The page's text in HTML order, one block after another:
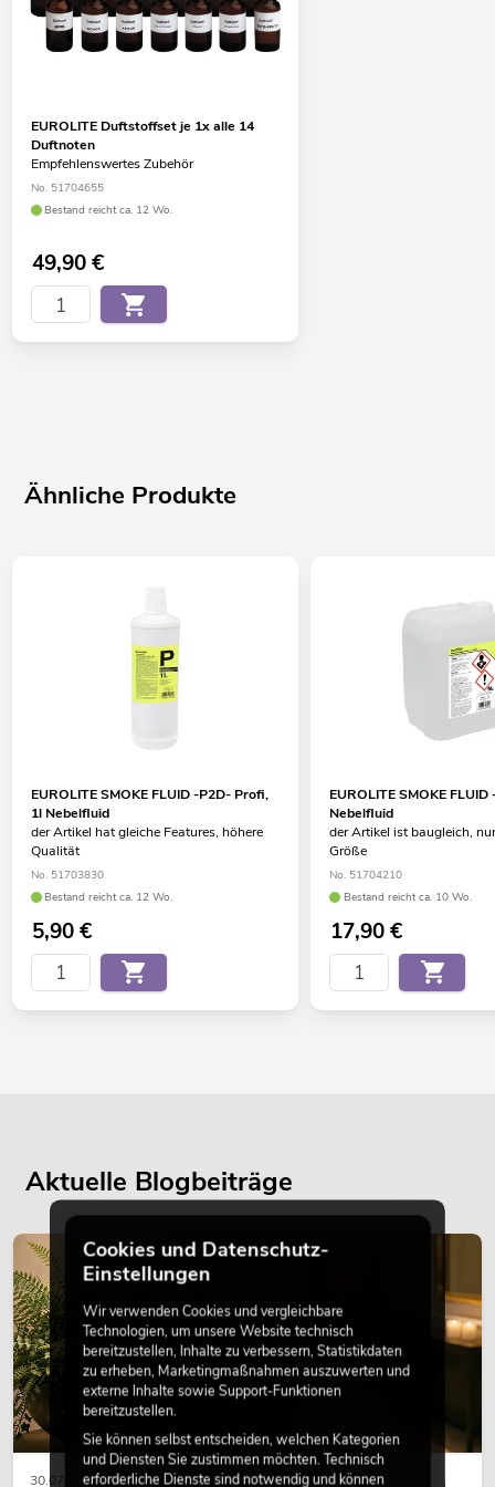
EUROLITE Duftstoffset je 1x alle 14
Duftnoten
Empfehlenswertes Zubehör
No. 51704655
Bestand reicht ca. 12 Wo.
49,90€
Ähnliche Produkte
EUROLITE SMOKE FLUID -P2D- Profi,
1l Nebelfluid
der Artikel hat gleiche Features, höhere
Qualität
No. 51703830
Bestand reicht ca. 12 Wo.
5,90€
EUROLITE SMOKE
Nebelfluid
der Artikel ist baugleich,
Größe
No. 51704210
Bestand reicht ca. 10 Wo.
17,90€
Aktuelle Blogbeiträge
30.07.2026
DEKORATION
Cookies und Datenschutz-
Einstellungen
Wir verwenden Cookies und vergleichbare
Technologien, um unsere Website technisch
bereitzustellen, Inhalte zu verbessern, Statistikdaten
zu erheben, Marketingmaßnahmen auszuwerten und
externe Inhalte sowie Support-Funktionen
bereitzustellen.
Sie können selbst entscheiden, welchen Kategorien
und Diensten Sie zustimmen möchten. Technisch
erforderliche Dienste sind notwendig und können